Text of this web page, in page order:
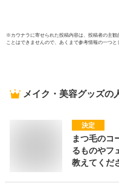
※ カウナラに寄せられた投稿内容は、投稿者の主
ことはできませんので、あくまで参考情報の一つと
メイク・美容グッズの
決定
まつ毛のコ
るものやフ
教えてくだ